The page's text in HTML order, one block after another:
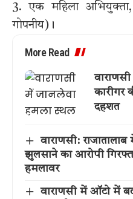
3. एक महिला
गोपनीय)।
More Read
कारीगर
दहशत
वाराणसी:
झुलसाने का आरोपी
हमलावर
वाराणसी में ऑटो में